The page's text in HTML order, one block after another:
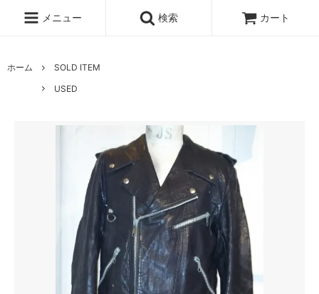
メニュー 検索 カート
ホーム
SOLD ITEM
USED